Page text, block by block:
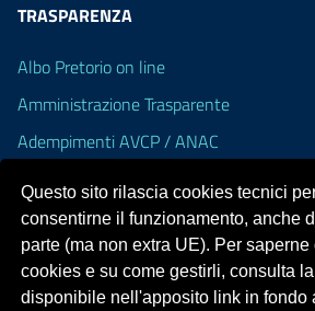
TRASPARENZA
Albo Pretorio on line
Amministrazione Trasparente
Adempimenti AVCP / ANAC
Dichiarazione di accessibilità
Questo sito rilascia cookies tecnici
consentirne il funzionamento, anche
parte (ma non extra UE). Per saperne
cookies e su come gestirli, consulta
disponibile nell'apposito link in fondo